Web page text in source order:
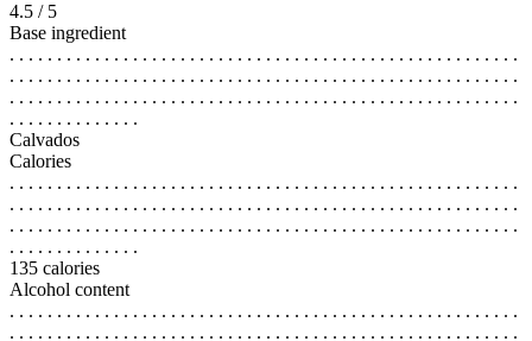
4.5 / 5
Base ingredient
. . . . . . . . . . . . . . . . . . . . . . . . . . . . . . . . . . . . . . . . . . . . . . . . . . . . . .
. . . . . . . . . . . . . . . . . . . . . . . . . . . . . . . . . . . . . . . . . . . . . . . . . . . . . .
. . . . . . . . . . . . . . . . . . . . . . . . . . . . . . . . . . . . . . . . . . . . . . . . . . . . . .
. . . . . . . . . . . . . .
Calvados
Calories
. . . . . . . . . . . . . . . . . . . . . . . . . . . . . . . . . . . . . . . . . . . . . . . . . . . . . .
. . . . . . . . . . . . . . . . . . . . . . . . . . . . . . . . . . . . . . . . . . . . . . . . . . . . . .
. . . . . . . . . . . . . . . . . . . . . . . . . . . . . . . . . . . . . . . . . . . . . . . . . . . . . .
. . . . . . . . . . . . . .
135 calories
Alcohol content
. . . . . . . . . . . . . . . . . . . . . . . . . . . . . . . . . . . . . . . . . . . . . . . . . . . . . .
. . . . . . . . . . . . . . . . . . . . . . . . . . . . . . . . . . . . . . . . . . . . . . . . . . . . . .